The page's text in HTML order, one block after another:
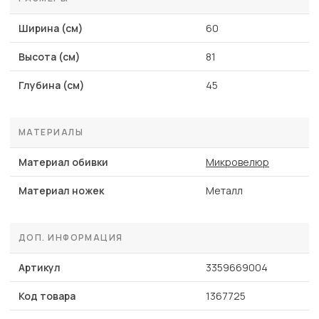
Ширина (см) 60
Высота (см) 81
Глубина (см) 45
МАТЕРИАЛЫ
Материал обивки Микровелюр
Материал ножек Металл
ДОП. ИНФОРМАЦИЯ
Артикул 3359669004
Код товара 1367725